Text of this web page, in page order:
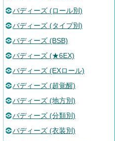
バディーズ (ロール別)
バディーズ (タイプ別)
バディーズ (BSB)
バディーズ (★6EX)
バディーズ (EXロール)
バディーズ (超覚醒)
バディーズ (地方別)
バディーズ (分類別)
バディーズ (衣装別)